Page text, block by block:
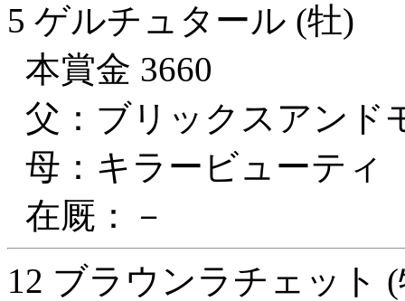
5 ゲルチュタール (牡)
本賞金 3660
父：ブリックスアンド
母：キラービューティ
在厩：－
12 ブラウンラチェット